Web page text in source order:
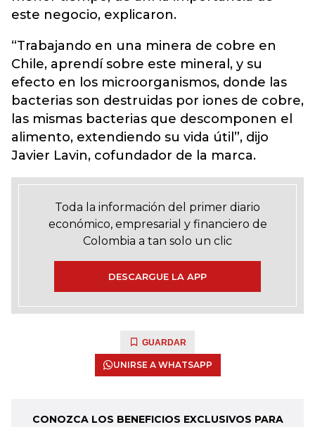
este negocio, explicaron.
“Trabajando en una minera de cobre en
Chile, aprendí sobre este mineral, y su
efecto en los microorganismos, donde las
bacterias son destruidas por iones de cobre,
las mismas bacterias que descomponen el
alimento, extendiendo su vida útil”, dijo
Javier Lavin, cofundador de la marca.
Toda la información del primer diario
económico, empresarial y financiero de
Colombia a tan solo un clic
DESCARGUE LA APP
GUARDAR
UNIRSE A WHATSAPP
CONOZCA LOS BENEFICIOS EXCLUSIVOS PARA